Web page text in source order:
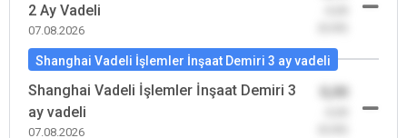
2 Ay Vadeli
07.08.2026
Shanghai Vadeli İşlemler İnşaat Demiri 3 ay vadeli
Shanghai Vadeli İşlemler İnşaat Demiri 3
ay vadeli
07.08.2026